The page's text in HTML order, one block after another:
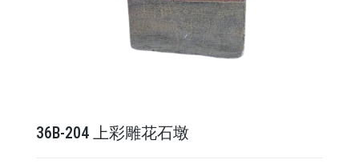
36B-204 上彩雕花石墩